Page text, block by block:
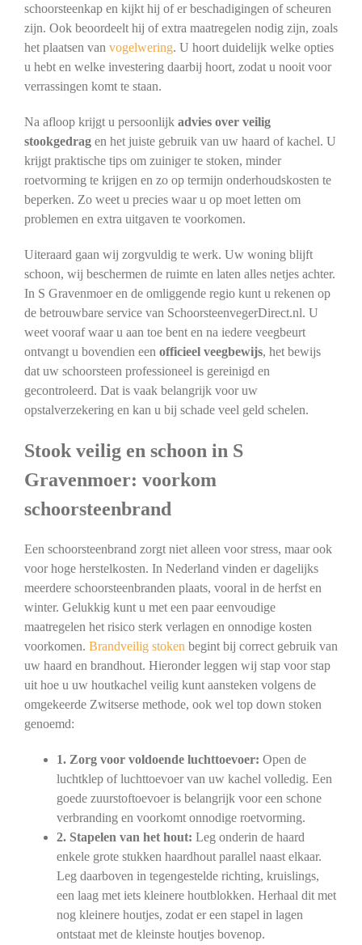
schoorsteenkap en kijkt hij of er beschadigingen of scheuren
zijn. Ook beoordeelt hij of extra maatregelen nodig zijn, zoals
het plaatsen van vogelwering. U hoort duidelijk welke opties
u hebt en welke investering daarbij hoort, zodat u nooit voor
verrassingen komt te staan.
Na afloop krijgt u persoonlijk advies over veilig
stookgedragen het juiste gebruik van uw haard of kachel. U
krijgt praktische tips om zuiniger te stoken, minder
roetvorming te krijgen en zo op termijn onderhoudskosten te
beperken. Zo weet u precies waar u op moet letten om
problemen en extra uitgaven te voorkomen.
Uiteraard gaan wij zorgvuldig te werk. Uw woning blijft
schoon, wij beschermen de ruimte en laten alles netjes achter.
In S Gravenmoer en de omliggende regio kunt u rekenen op
de betrouwbare service van SchoorsteenvegerDirect.nl. U
weet vooraf waar u aan toe bent en na iedere veegbeurt
ontvangt u bovendien een officieel veegbewijs, het bewijs
dat uw schoorsteen professioneel is gereinigd en
gecontroleerd. Dat is vaak belangrijk voor uw
opstalverzekering en kan u bij schade veel geld schelen.
Stook veilig en schoon in S
Gravenmoer: voorkom
schoorsteenbrand
Een schoorsteenbrand zorgt niet alleen voor stress, maar ook
voor hoge herstelkosten. In Nederland vinden er dagelijks
meerdere schoorsteenbranden plaats, vooral in de herfst en
winter. Gelukkig kunt u met een paar eenvoudige
maatregelen het risico sterk verlagen en onnodige kosten
voorkomen. Brandveilig stoken begint bij correct gebruik van
uw haard en brandhout. Hieronder leggen wij stap voor stap
uit hoe u uw houtkachel veilig kunt aansteken volgens de
omgekeerde Zwitserse methode, ook wel top down stoken
genoemd:
1. Zorg voor voldoende luchttoevoer: Open de
luchtklep of luchttoevoer van uw kachel volledig. Een
goede zuurstoftoevoer is belangrijk voor een schone
verbranding en voorkomt onnodige roetvorming.
2. Stapelen van het hout: Leg onderin de haard
enkele grote stukken haardhout parallel naast elkaar.
Leg daarboven in tegengestelde richting, kruislings,
een laag met iets kleinere houtblokken. Herhaal dit met
nog kleinere houtjes, zodat er een stapel in lagen
ontstaat met de kleinste houtjes bovenop.